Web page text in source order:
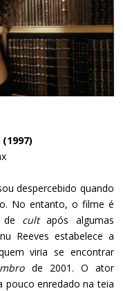
despercebido quando
No entanto, o filme é
de cultapós algumas
Reeves estabelece a
viria se encontrar
de 2001. O ator
pouco enredado na teia